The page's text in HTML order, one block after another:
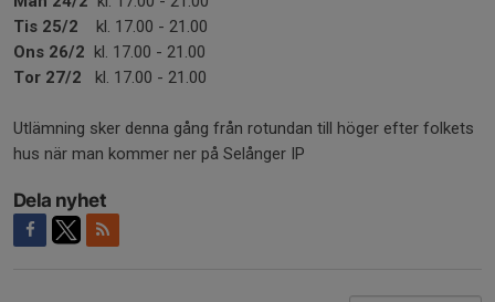
Tis 25/2 kl. 17.00 - 21.00
Ons 26/2 kl. 17.00 - 21.00
Tor 27/2 kl. 17.00 - 21.00
Utlämning sker denna gång från rotundan till höger efter folkets
hus när man kommer ner på Selånger IP
Dela nyhet